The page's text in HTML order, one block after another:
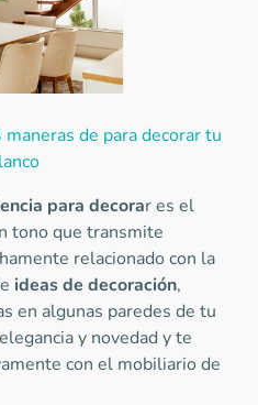
maneras de para decorar tu
para decorar es el
tono que transmite
relacionado con la
ideas de decoración,
en algunas paredes de tu
y novedad y te
con el mobiliario de